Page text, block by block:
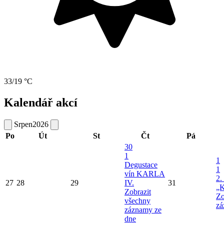
33/19 °C
Kalendář akcí
Srpen2026
Po
Út St Čt Pá
27 28 29
30
1
Degustace
vín KARLA
IV.
Zobrazit
všechny
záznamy ze
dne
31
1
1
2.